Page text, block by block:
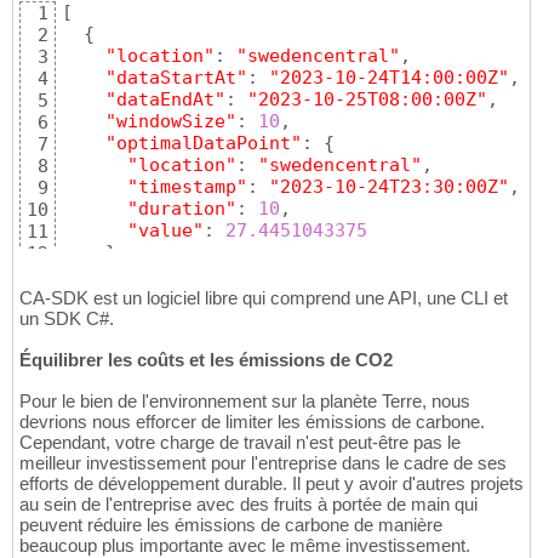
1
2
3
4
5
6
7
8
9
10
11
12
14
15
17
19
20
21
22
23
[
{
"location" : "swedencentral" ,
"dataStartAt" : "2023-10-24T14:00:00Z" ,
"dataEndAt" : "2023-10-25T08:00:00Z" ,
"windowSize" : 10 ,
"optimalDataPoint" : {
"location" : "swedencentral" ,
"timestamp" : "2023-10-24T23:30:00Z" ,
"duration" : 10 ,
"value" : 27.4451043375
}
{
"duration": 10, // minutes from the
} ,
      ...
]
}
]
CA-SDK est un logiciel libre qui comprend une API, une CLI et
un SDK C#.
Équilibrer les coûts et les émissions de CO2
Pour le bien de l'environnement sur la planète Terre, nous
devrions nous efforcer de limiter les émissions de carbone.
Cependant, votre charge de travail n'est peut-être pas le
meilleur investissement pour l'entreprise dans le cadre de ses
efforts de développement durable. Il peut y avoir d'autres projets
au sein de l'entreprise avec des fruits à portée de main qui
peuvent réduire les émissions de carbone de manière
beaucoup plus importante avec le même investissement.